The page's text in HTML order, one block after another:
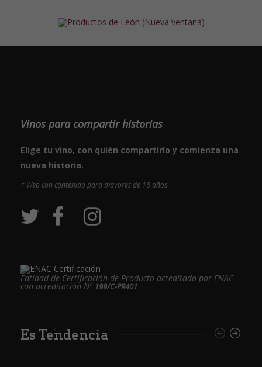
Vinos para compartir historias
Elige tu vino, con quién compartirlo y comienza una
nueva historia.
* Web con contenido para mayores de 18 años
Entidad de Certificación de Producto acreditado por ENAC
con acreditación Nº 199/C-PR401
Es Tendencia